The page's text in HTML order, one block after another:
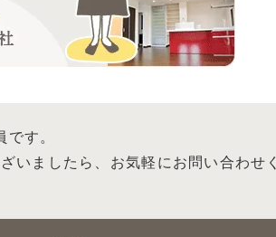
す。
いましたら、お気軽にお問い合わせく